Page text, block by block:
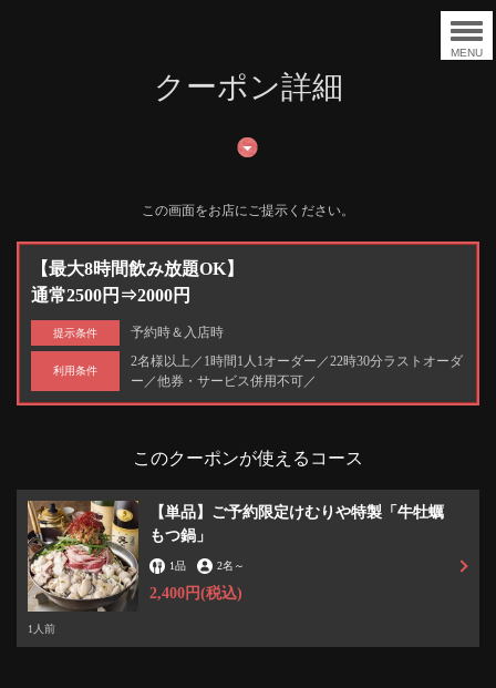
MENU
クーポン詳細
この画面をお店にご提示ください。
【最大8時間飲み放題OK】
通常2500円⇒2000円
提示条件 予約時＆入店時
利用条件
2名様以上／1時間1人1オーダー／22時30分ラストオーダ
ー／他券・サービス併用不可／
このクーポンが使えるコース
【単品】ご予約限定けむりや特製「牛牡蠣
もつ鍋」
1品 2名 ～
2,400円(税込)
1人前